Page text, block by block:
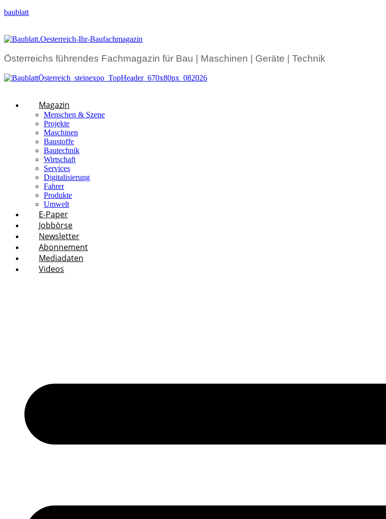
baublatt
Österreichs führendes Fachmagazin für Bau | Maschinen | Geräte | Technik
Magazin
Menschen & Szene
Projekte
Maschinen
Baustoffe
Bautechnik
Wirtschaft
Services
Digitalisierung
Fahrer
Produkte
Umwelt
E-Paper
Jobbörse
Newsletter
Abonnement
Mediadaten
Videos